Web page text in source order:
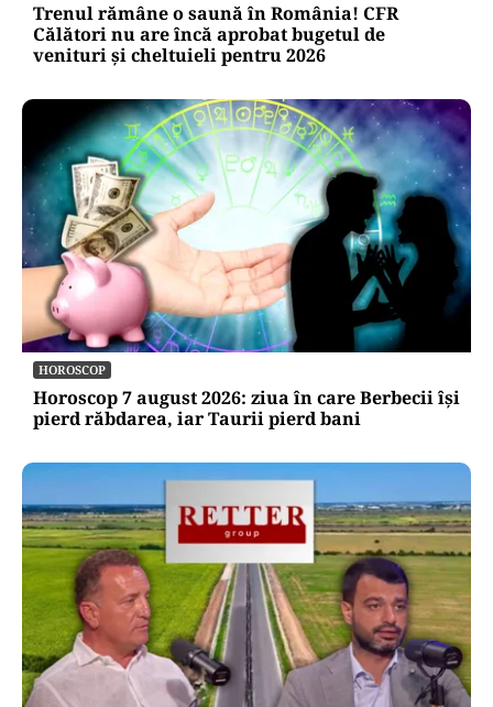
Trenul rămâne o saună în România! CFR
Călători nu are încă aprobat bugetul de
venituri și cheltuieli pentru 2026
HOROSCOP
Horoscop 7 august 2026: ziua în care Berbecii își
pierd răbdarea, iar Taurii pierd bani